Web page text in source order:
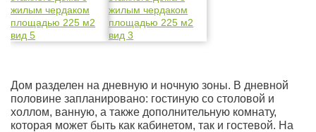
Дом разделен на дневную и ночную зоны. В дневной
половине запланировано: гостиную со столовой и
холлом, ванную, а также дополнительную комнату,
которая может быть как кабинетом, так и гостевой. На